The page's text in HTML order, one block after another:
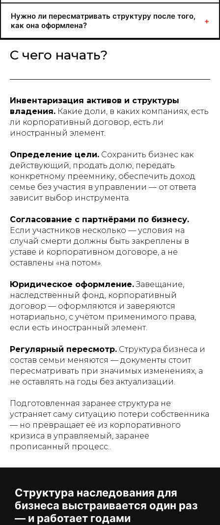
Нужно ли пересматривать структуру после того,
как она оформлена?
+
С чего начать?
Инвентаризация активов и структуры
владения. Какие доли, в каких компаниях, есть
ли корпоративный договор, есть ли
иностранный элемент.
Определение цели. Сохранить бизнес как
действующий, продать долю, передать
конкретному преемнику, обеспечить доход
семье без участия в управлении — от ответа
зависит выбор инструмента.
Согласование с партнёрами по бизнесу.
Если участников несколько — условия на
случай смерти должны быть закреплены в
уставе и корпоративном договоре, а не
оставлены «на потом».
Юридическое оформление.Завещание,
наследственный фонд, корпоративный
договор — оформляются и заверяются
нотариально, с учётом применимого права,
если есть иностранный элемент.
Регулярный пересмотр. Структура бизнеса и
состав семьи меняются — документы стоит
пересматривать при значимых изменениях, а
не оставлять на годы без актуализации.
Подготовленная заранее структура не
устраняет саму ситуацию потери собственника
— но превращает её из корпоративного
кризиса в управляемый, заранее
прописанный процесс..
Структура наследования для
бизнеса выстраивается один раз
— и работает годами